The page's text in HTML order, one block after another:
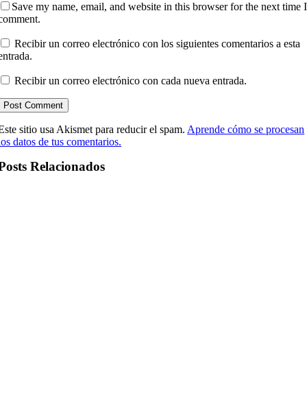
Save my name, email, and website in this browser for the next time I
Recibir un correo electrónico con los siguientes comentarios a esta
Recibir un correo electrónico con cada nueva entrada.
sitio usa Akismet para reducir el spam.Aprende cómo se procesan
datos de tus comentarios.
Relacionados